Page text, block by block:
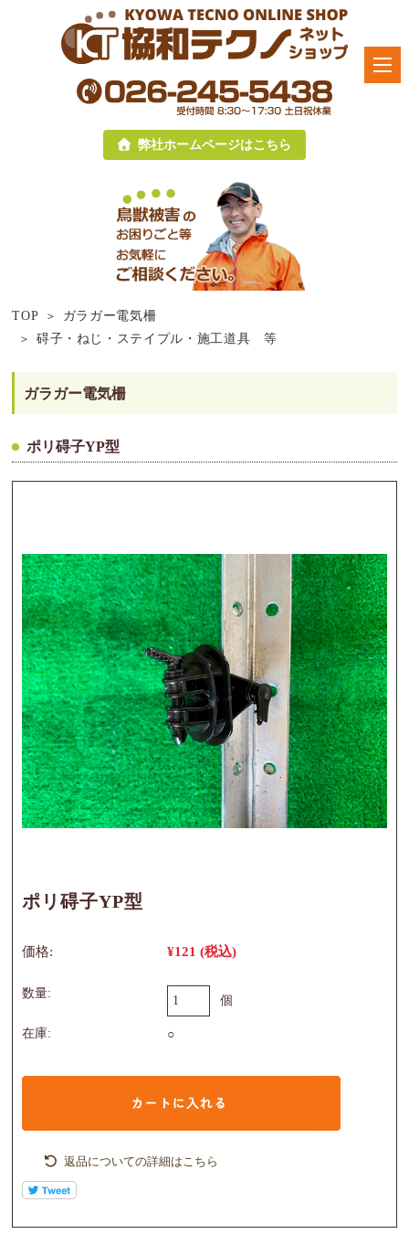
弊社ホームページはこちら
TOP
ガラガー電気柵
碍子・ねじ・ステイプル・施工道具 等
ガラガー電気柵
ポリ碍子YP型
ポリ碍子YP型
価格: ¥121 (税込)
数量:
個
在庫: ○
返品についての詳細はこちら